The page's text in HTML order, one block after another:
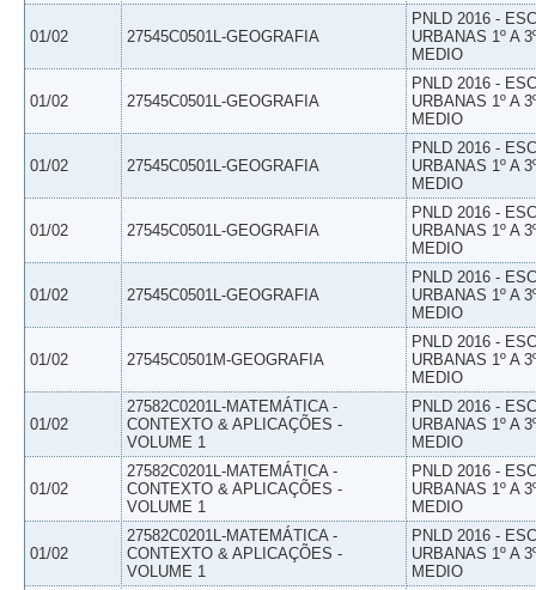
01/02 27545C0501L-GEOGRAFIA
PNLD 2016 -
URBANAS 1º A
MEDIO
01/02 27545C0501L-GEOGRAFIA
PNLD 2016 -
URBANAS 1º A
MEDIO
01/02 27545C0501L-GEOGRAFIA
PNLD 2016 -
URBANAS 1º A
MEDIO
01/02 27545C0501L-GEOGRAFIA
PNLD 2016 -
URBANAS 1º A
MEDIO
01/02 27545C0501L-GEOGRAFIA
PNLD 2016 -
URBANAS 1º A
MEDIO
01/02 27545C0501M-GEOGRAFIA
PNLD 2016 -
URBANAS 1º A
MEDIO
01/02
27582C0201L-MATEMÁTICA -
CONTEXTO & APLICAÇÕES -
VOLUME 1
PNLD 2016 -
URBANAS 1º A
MEDIO
01/02
27582C0201L-MATEMÁTICA -
CONTEXTO & APLICAÇÕES -
VOLUME 1
PNLD 2016 -
URBANAS 1º A
MEDIO
01/02
27582C0201L-MATEMÁTICA -
CONTEXTO & APLICAÇÕES -
VOLUME 1
PNLD 2016 -
URBANAS 1º A
MEDIO